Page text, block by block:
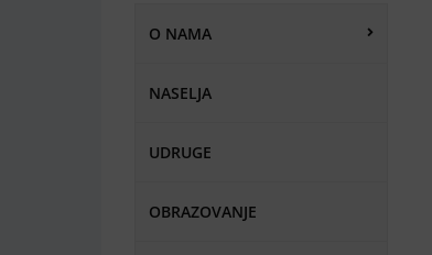
O NAMA
NASELJA
UDRUGE
OBRAZOVANJE